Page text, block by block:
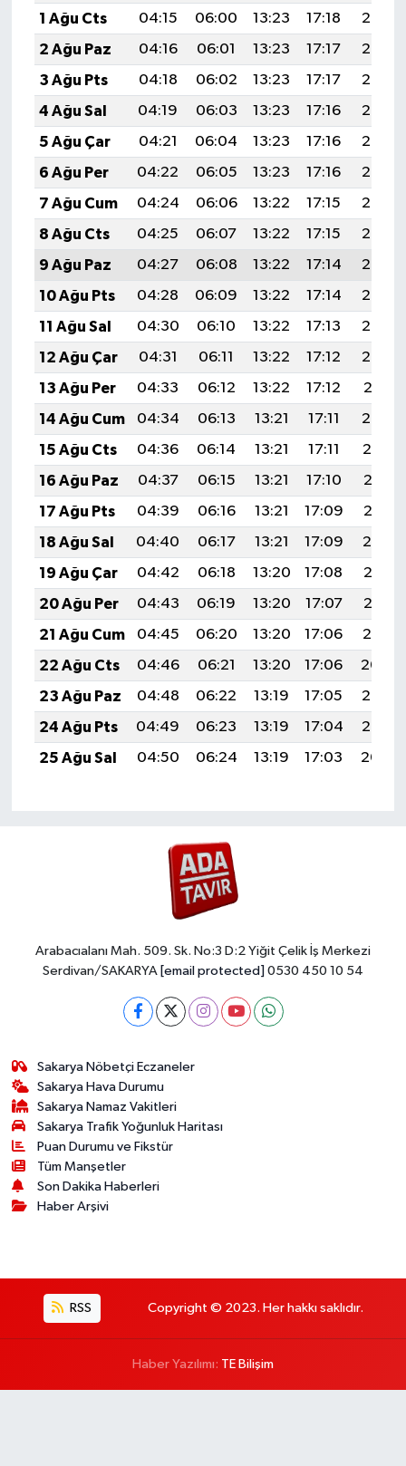
1 Ağu Cts
04:15 06:00 13:23 17:18
20:36
2 Ağu Paz
04:16 06:01 13:23 17:17
20:35
3 Ağu Pts
04:18 06:02 13:23 17:17
20:34
4 Ağu Sal
04:19 06:03 13:23 17:16
20:33
5 Ağu Çar
04:21 06:04 13:23 17:16
20:32
6 Ağu Per
04:22 06:05 13:23 17:16
20:30
7 Ağu Cum
04:24 06:06 13:22 17:15
20:29
8 Ağu Cts
04:25 06:07 13:22 17:15
20:28
9 Ağu Paz
04:27 06:08 13:22 17:14
20:27
10 Ağu Pts
04:28 06:09 13:22 17:14
20:25
11 Ağu Sal
04:30 06:10 13:22 17:13
20:24
12 Ağu Çar
04:31 06:11 13:22 17:12
20:23
13 Ağu Per
04:33 06:12 13:22 17:12
20:21
14 Ağu Cum
04:34 06:13 13:21 17:11
20:20
15 Ağu Cts
04:36 06:14 13:21 17:11
20:19
16 Ağu Paz
04:37 06:15 13:21 17:10
20:17
17 Ağu Pts
04:39 06:16 13:21 17:09
20:16
18 Ağu Sal
04:40 06:17 13:21 17:09
20:14
19 Ağu Çar
04:42 06:18 13:20 17:08
20:13
20 Ağu Per
04:43 06:19 13:20 17:07
20:12
21 Ağu Cum
04:45 06:20 13:20 17:06
20:10
22 Ağu Cts
04:46 06:21 13:20 17:06
20:09
23 Ağu Paz
04:48 06:22 13:19 17:05
20:07
24 Ağu Pts
04:49 06:23 13:19 17:04
20:06
25 Ağu Sal
04:50 06:24 13:19 17:03 20:04
Arabacıalanı Mah. 509. Sk. No:3 D:2 Yiğit Çelik İş Merkezi
Serdivan/SAKARYA [email protected] 0530 450 10 54
Sakarya Nöbetçi Eczaneler
Sakarya Hava Durumu
Sakarya Namaz Vakitleri
Sakarya Trafik Yoğunluk Haritası
Puan Durumu ve Fikstür
Tüm Manşetler
Son Dakika Haberleri
Haber Arşivi
RSS Copyright © 2023. Her hakkı saklıdır.
Haber Yazılımı: TE Bilişim